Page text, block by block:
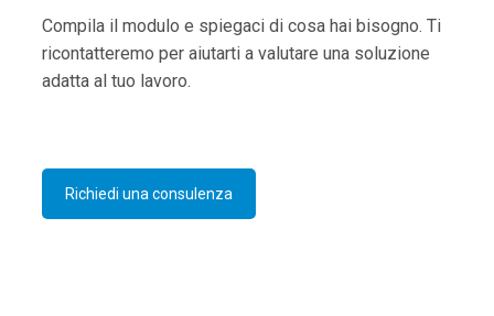
Compila il modulo e spiegaci di cosa hai bisogno. Ti
ricontatteremo per aiutarti a valutare una soluzione
adatta al tuo lavoro.
Richiedi una consulenza